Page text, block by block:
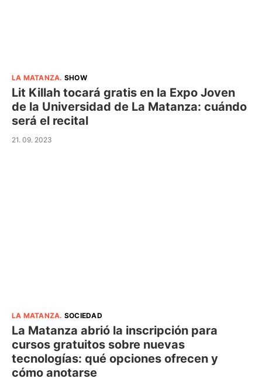
LA MATANZA. SHOW
Lit Killah tocará gratis en la Expo Joven
de la Universidad de La Matanza: cuándo
será el recital
21. 09. 2023
LA MATANZA. SOCIEDAD
La Matanza abrió la inscripción para
cursos gratuitos sobre nuevas
tecnologías: qué opciones ofrecen y
cómo anotarse